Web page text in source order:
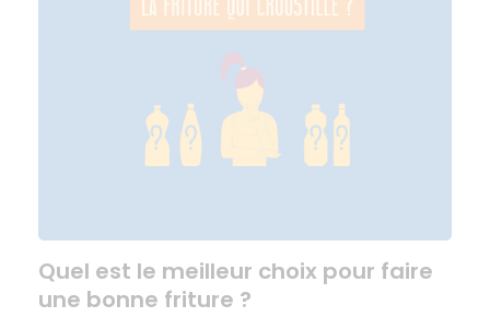
Quel est le meilleur choix pour faire
une bonne friture ?